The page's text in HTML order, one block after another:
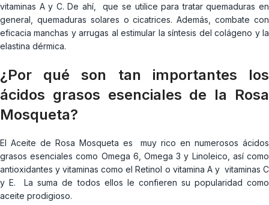
vitaminas A y C. De ahí, que se utilice para tratar quemaduras en
general, quemaduras solares o cicatrices. Además, combate con
eficacia manchas y arrugas al estimular la síntesis del colágeno y la
elastina dérmica.
¿Por qué son tan importantes los
ácidos grasos esenciales de la Rosa
Mosqueta?
El Aceite de Rosa Mosqueta es muy rico en numerosos ácidos
grasos esenciales como Omega 6, Omega 3 y Linoleico, así como
antioxidantes y vitaminas como el Retinol o vitamina A y vitaminas C
y E. La suma de todos ellos le confieren su popularidad como
aceite prodigioso.